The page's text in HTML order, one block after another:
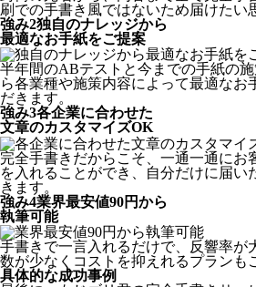
刷での手書き風ではないため届けたい
強み2独自のナレッジから
最適なお手紙をご提案
半年間のABテストと今までの手紙の
ら各業種や施策内容によって最適なお
だきます。
強み3各企業に合わせた
文章のカスタマイズOK
完全手書きだからこそ、一通一通にお
を入れることができ、自分だけに届い
きます。
強み4業界最安値90円から
執筆可能
手書きで一言入れるだけで、反響率が
数が少なくコストを抑えれるプランも
具体的な成功事例